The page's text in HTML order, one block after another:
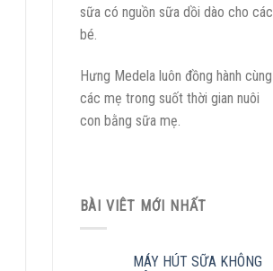
sữa có nguồn sữa dồi dào cho các
bé.
Hưng Medela luôn đồng hành cùng
các mẹ trong suốt thời gian nuôi
con bằng sữa mẹ.
BÀI VIÊT MỚI NHẤT
MÁY HÚT SỮA KHÔNG